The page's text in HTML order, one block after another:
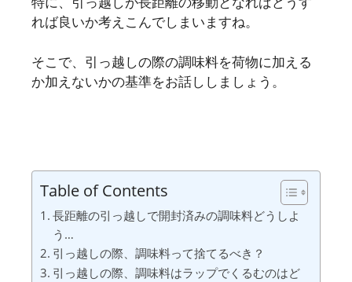
れば良いか考えこんでしまいますね。
そこで、引っ越しの際の調味料を荷物に加える
か加えないかの基準をお話ししましょう。
Table of Contents
長距離の引っ越しで開封済みの調味料どうしよ
う…
引っ越しの際、調味料って捨てるべき？
引っ越しの際、調味料はラップでくるむのはど